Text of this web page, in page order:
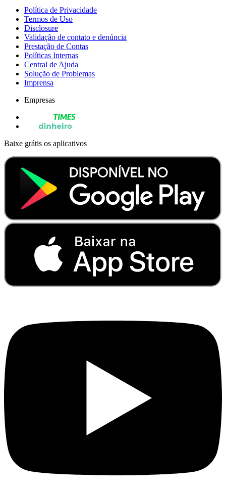
Política de Privacidade
Termos de Uso
Disclosure
Validação de contato e denúncia
Prestação de Contas
Políticas Internas
Central de Ajuda
Solução de Problemas
Imprensa
Empresas
Baixe grátis os aplicativos